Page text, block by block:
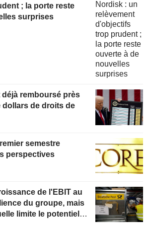
; la porte reste
surprises
remboursé près
dollars de droits de
perspectives
du groupe, mais
limite le potentiel